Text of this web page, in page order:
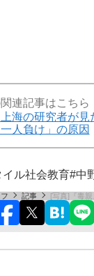
連記事はこちら
海の研究者が見
人負け」の原因
イル社会教育#中
記事 [写真]『毒